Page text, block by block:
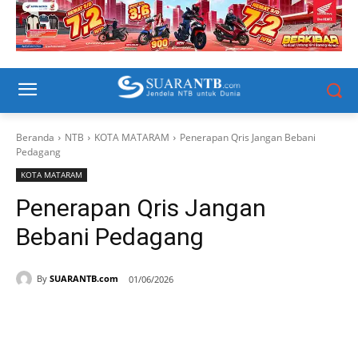
Beranda NTB KOTA MATARAM
Penerapan Qris Jangan Bebani
Pedagang
KOTA MATARAM
Penerapan Qris Jangan
Bebani Pedagang
By SUARANTB.com 01/06/2026